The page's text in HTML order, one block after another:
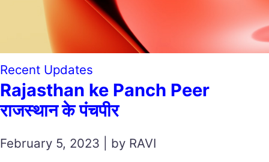
Recent Updates
Rajasthan ke Panch Peer
राजस्थान के पंचपीर
February 5, 2023 | by RAVI